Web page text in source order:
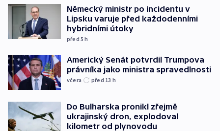
Německý ministr po incidentu v
Lipsku varuje před každodenními
hybridními útoky
před 5h
Americký Senát potvrdil Trumpova
právníka jako ministra spravedlnosti
včera před 13 h
Do Bulharska pronikl zřejmě
ukrajinský dron, explodoval
kilometr od plynovodu